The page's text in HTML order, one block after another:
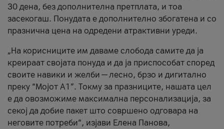
30 дена, без дополнителна претплата, и тоа
засекогаш. Понудата е дополнително збогатена и со
празнична цена на одредени атрактивни уреди.
„На корисниците им даваме слобода самите да ја
креираат својата понуда и да ја приспособат според
своите навики и желби — лесно, брзо и дигитално
преку “Мојот А1”. Токму за празниците, нашата цел
е да овозможиме максимална персонализација, за
секој да добие пакет што совршено одговара на
неговите потреби“, изјави Елена Панова,